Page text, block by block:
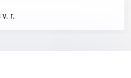
r.